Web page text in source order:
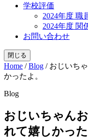
学校評価
2024年度 職
2024年度 関
お問い合わせ
閉じる
Home /Blog / おじいち
かったよ。
Blog
おじいちゃん
れて嬉しかった